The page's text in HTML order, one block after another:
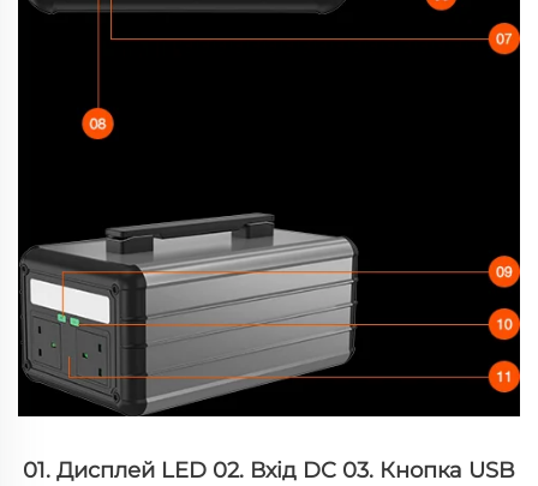
01. Дисплей LED 02. Вхід DC 03. Кнопка USB